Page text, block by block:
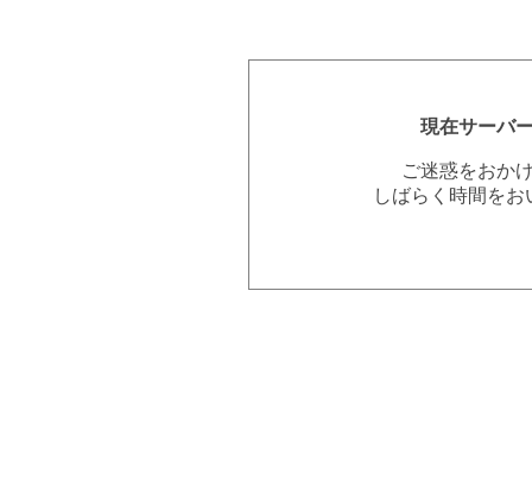
現在サーバ
ご迷惑をおか
しばらく時間を